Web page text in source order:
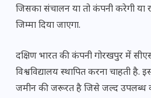
जिसका संचालन या तो कंपनी करेगी या
जिम्मा दिया जाएगा.
दक्षिण भारत की कंपनी गोरखपुर में
विश्वविद्यालय स्थापित करना चाहती
जमीन की जरूरत है जिसे जल्द उपलब्ध